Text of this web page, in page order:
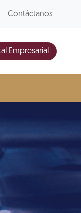
Contáctanos
Empresarial